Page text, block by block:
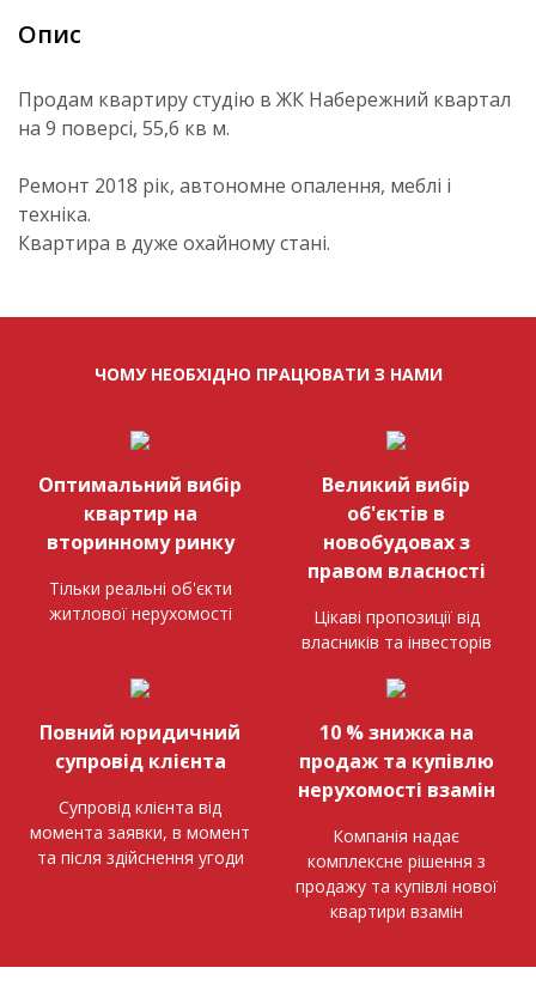
Опис
Продам квартиру студію в ЖК Набережний квартал
на 9 поверсі, 55,6 кв м.
Ремонт 2018 рік, автономне опалення, меблі і
техніка.
Квартира в дуже охайному стані.
ЧОМУ НЕОБХІДНО ПРАЦЮВАТИ З НАМИ
Оптимальний вибір
квартир на
вторинному ринку
Тільки реальні об'єкти
житлової нерухомості
Великий вибір
об'єктів в
новобудовах з
правом власності
Цікаві пропозиції від
власників та інвесторів
Повний юридичний
супровід клієнта
Супровід клієнта від
момента заявки, в момент
та після здійснення угоди
10 % знижка на
продаж та купівлю
нерухомості взамін
Компанія надає
комплексне рішення з
продажу та купівлі нової
квартири взамін